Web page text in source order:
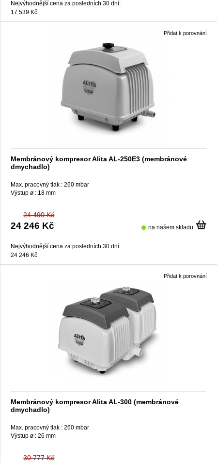
Nejvýhodnější cena za posledních 30 dní:
17 539 Kč
Membránový kompresor Alita AL-250E3 (membránové
dmychadlo)
Max. pracovný tlak : 260 mbar
Výstup ø : 18 mm
24 490 Kč
24 246 Kč na našem skladu
Nejvýhodnější cena za posledních 30 dní:
24 246 Kč
Přidat k porovnání
Membránový kompresor Alita AL-300 (membránové
dmychadlo)
Max. pracovný tlak : 260 mbar
Výstup ø : 26 mm
30 777 Kč
Přidat k porovnání